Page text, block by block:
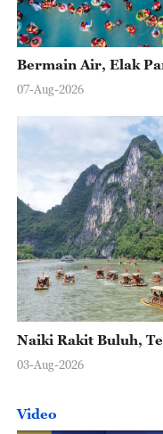
Bermain Air, Elak
07-Aug-2026
Naiki Rakit Buluh,
03-Aug-2026
Video